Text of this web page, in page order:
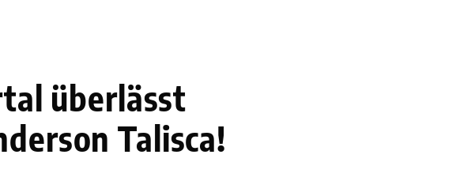
überlässt
Talisca!